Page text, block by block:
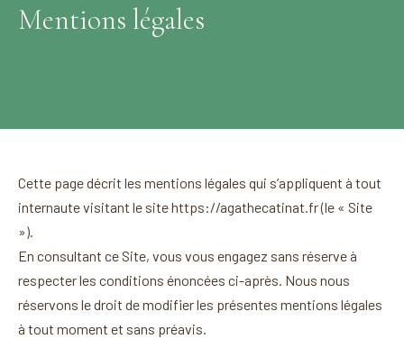
Mentions légales
Cette page décrit les mentions légales qui s’appliquent à tout
internaute visitant le site https://agathecatinat.fr (le « Site
»).
En consultant ce Site, vous vous engagez sans réserve à
respecter les conditions énoncées ci-après. Nous nous
réservons le droit de modifier les présentes mentions légales
à tout moment et sans préavis.